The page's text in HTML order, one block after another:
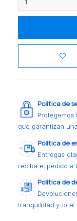
Política de
que garantizan
Política de
Entregas
reciba el pedido a
Política de
tranquilidad y total